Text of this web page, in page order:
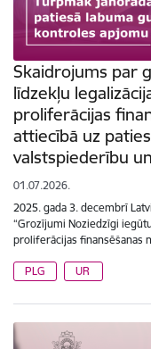
Skaidrojums par
līdzekļu
proliferācijas
attiecībā uz
valstspiederību
01.07.2026.
2025. gada 3. decembrī
“Grozījumi Noziedzīgi
proliferācijas finansēšanas
PLG UR